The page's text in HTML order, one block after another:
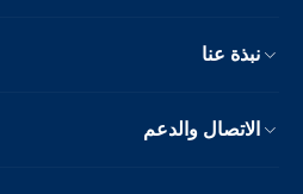
نبذة عنا
الاتصال والدعم